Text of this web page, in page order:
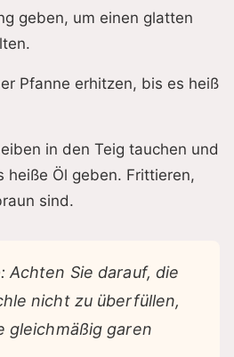
geben, um einen glatten
Pfanne erhitzen, bis es heiß
in den Teig tauchen und
heiße Öl geben. Frittieren,
sind.
Achten Sie darauf, die
nicht zu überfüllen,
gleichmäßig garen